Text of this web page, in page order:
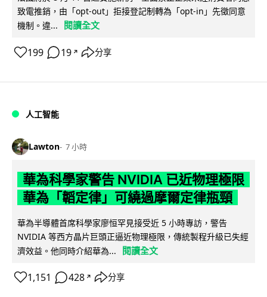
致電推銷，由「opt-out」拒接登記制轉為「opt-in」先徵同意
機制。違...
閱讀全文
199 19 ↗ 分享
人工智能
Lawton 7 小時
華為科學家警告 NVIDIA 已近物理極限
華為「韜定律」可繞過摩爾定律瓶頸
華為半導體首席科學家廖恒罕見接受近 5 小時專訪，警告
NVIDIA 等西方晶片巨頭正逼近物理極限，傳統製程升級已失經
濟效益。他同時介紹華為...
閱讀全文
1,151 428 ↗ 分享